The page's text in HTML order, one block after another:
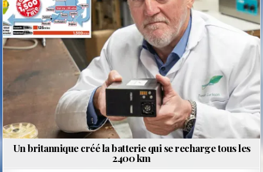
Un britannique créé la batterie qui se recharge tous les
2400 km